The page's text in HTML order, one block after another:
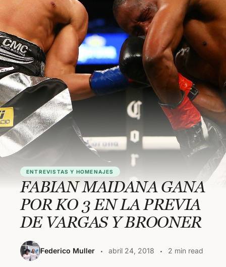
ENTREVISTAS Y HOMENAJES
FABIAN MAIDANA GANA
POR KO 3 EN LA PREVIA
DE VARGAS Y BROONER
Federico Muller abril 24, 2018 2 min read